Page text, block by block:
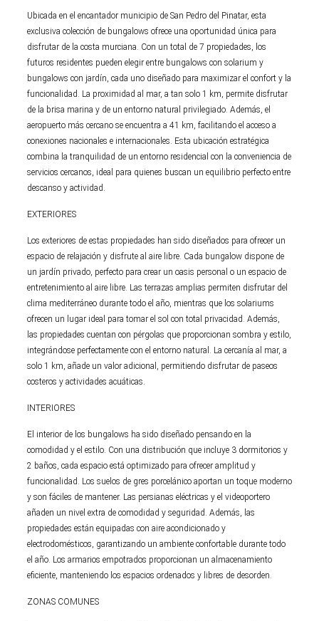
Ubicada en el encantador municipio de San Pedro del Pinatar, esta
exclusiva colección de bungalows ofrece una oportunidad única para
disfrutar de la costa murciana. Con un total de 7 propiedades, los
futuros residentes pueden elegir entre bungalows con solarium y
bungalows con jardín, cada uno diseñado para maximizar el confort y la
funcionalidad. La proximidad al mar, a tan solo 1 km, permite disfrutar
de la brisa marina y de un entorno natural privilegiado. Además, el
aeropuerto más cercano se encuentra a 41 km, facilitando el acceso a
conexiones nacionales e internacionales. Esta ubicación estratégica
combina la tranquilidad de un entorno residencial con la conveniencia de
servicios cercanos, ideal para quienes buscan un equilibrio perfecto entre
descanso y actividad.
EXTERIORES
Los exteriores de estas propiedades han sido diseñados para ofrecer un
espacio de relajación y disfrute al aire libre. Cada bungalow dispone de
un jardín privado, perfecto para crear un oasis personal o un espacio de
entretenimiento al aire libre. Las terrazas amplias permiten disfrutar del
clima mediterráneo durante todo el año, mientras que los solariums
ofrecen un lugar ideal para tomar el sol con total privacidad. Además,
las propiedades cuentan con pérgolas que proporcionan sombra y estilo,
integrándose perfectamente con el entorno natural. La cercanía al mar, a
solo 1 km, añade un valor adicional, permitiendo disfrutar de paseos
costeros y actividades acuáticas.
INTERIORES
El interior de los bungalows ha sido diseñado pensando en la
comodidad y el estilo. Con una distribución que incluye 3 dormitorios y
2 baños, cada espacio está optimizado para ofrecer amplitud y
funcionalidad. Los suelos de gres porcelánico aportan un toque moderno
y son fáciles de mantener. Las persianas eléctricas y el videoportero
añaden un nivel extra de comodidad y seguridad. Además, las
propiedades están equipadas con aire acondicionado y
electrodomésticos, garantizando un ambiente confortable durante todo
el año. Los armarios empotrados proporcionan un almacenamiento
eficiente, manteniendo los espacios ordenados y libres de desorden.
ZONAS COMUNES